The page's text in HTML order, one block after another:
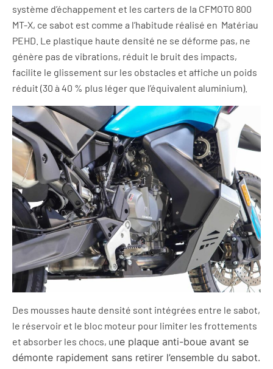
système d’échappement et les carters de la CFMOTO 800
MT-X, ce sabot est comme a l’habitude réalisé en Matériau
PEHD. Le plastique haute densité ne se déforme pas, ne
génère pas de vibrations, réduit le bruit des impacts,
facilite le glissement sur les obstacles et affiche un poids
réduit (30 à 40 % plus léger que l’équivalent aluminium).
Des mousses haute densité sont intégrées entre le sabot,
le réservoir et le bloc moteur pour limiter les frottements
et absorber les chocs, une plaque anti-boue avant se
démonte rapidement sans retirer l’ensemble du sabot.